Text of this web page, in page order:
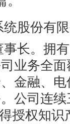
股份有
长。拥
业务全
金融、
公司连
授权知识